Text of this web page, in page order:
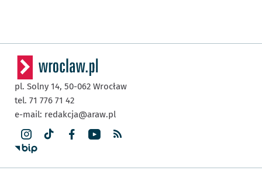
pl. Solny 14, 50-062 Wrocław
tel. 71 776 71 42
e-mail: redakcja@araw.pl